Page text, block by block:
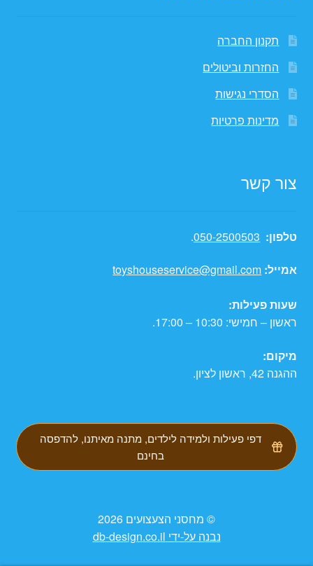
תקנון החברה
החזרות וביטולים
הסדרי נגישות
מדינות פרטיות
צור קשר
טלפון: 050-2500503
.
אמייל: toyshouseservice@gmail.com
שעות פעילות:
ראשון – חמישי: 10:30 – 17:00.
מיקום:
ההגנה 42, ראשון לציון.
דפי פעילות ולמידה לילדים, מתנה מאיתנו, להדפסה
בחינם
© מחסני הצעצועים 2026
נבנה על-ידי db-design.co.il